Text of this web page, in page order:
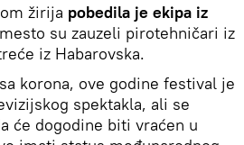
žirija pobedila je ekipa iz
su zauzeli pirotehničari iz
iz Habarovska.
korona, ove godine festival je
spektakla, ali se
će dogodine biti vraćen u